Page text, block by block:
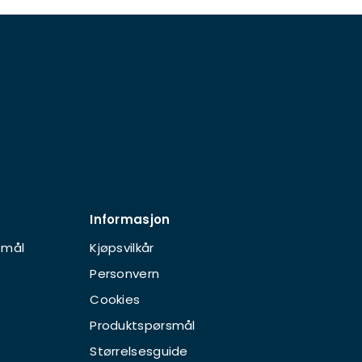
Informasjon
Kjøpsvilkår
Personvern
Cookies
Produktspørsmål
Størrelsesguide